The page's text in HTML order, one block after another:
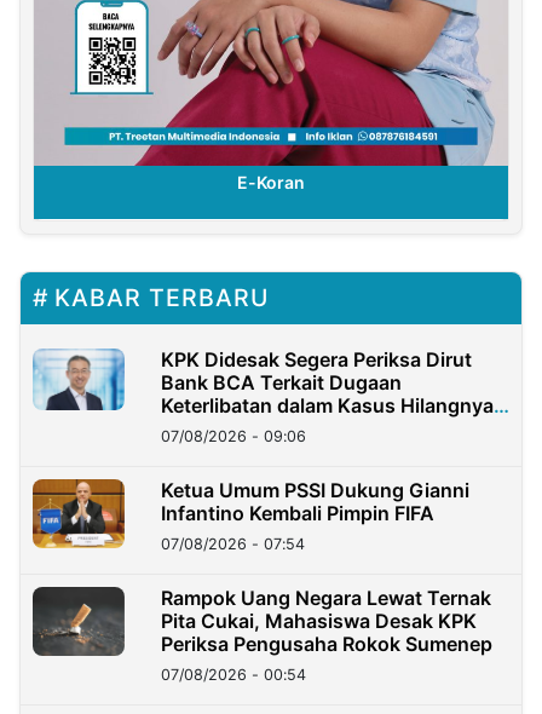
E-Koran
KABAR TERBARU
KPK Didesak Segera Periksa Dirut
Bank BCA Terkait Dugaan
Keterlibatan dalam Kasus Hilangnya
Dana Nasabah Rp2,58 Miliar
07/08/2026 - 09:06
Ketua Umum PSSI Dukung Gianni
Infantino Kembali Pimpin FIFA
07/08/2026 - 07:54
Rampok Uang Negara Lewat Ternak
Pita Cukai, Mahasiswa Desak KPK
Periksa Pengusaha Rokok Sumenep
07/08/2026 - 00:54